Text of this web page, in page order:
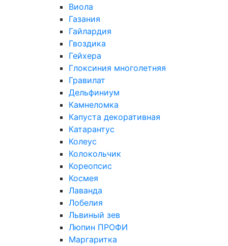
Виола
Газания
Гайлардия
Гвоздика
Гейхера
Глоксиния многолетняя
Гравилат
Дельфиниум
Камнеломка
Капуста декоративная
Катарантус
Колеус
Колокольчик
Кореопсис
Космея
Лаванда
Лобелия
Львиный зев
Люпин ПРОФИ
Маргаритка